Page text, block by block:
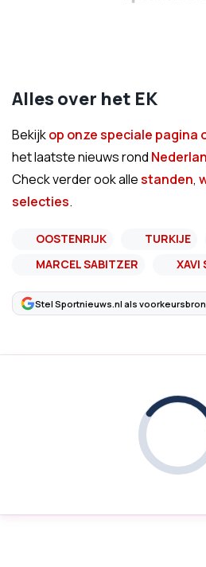
Alles over het EK
Bekijkop onze speciale pagina
het laatste nieuws rond
Check verder ook allestanden,
selecties.
OOSTENRIJK TURKIJE
MARCEL SABITZER
XAVI
Stel Sportnieuws.nl als